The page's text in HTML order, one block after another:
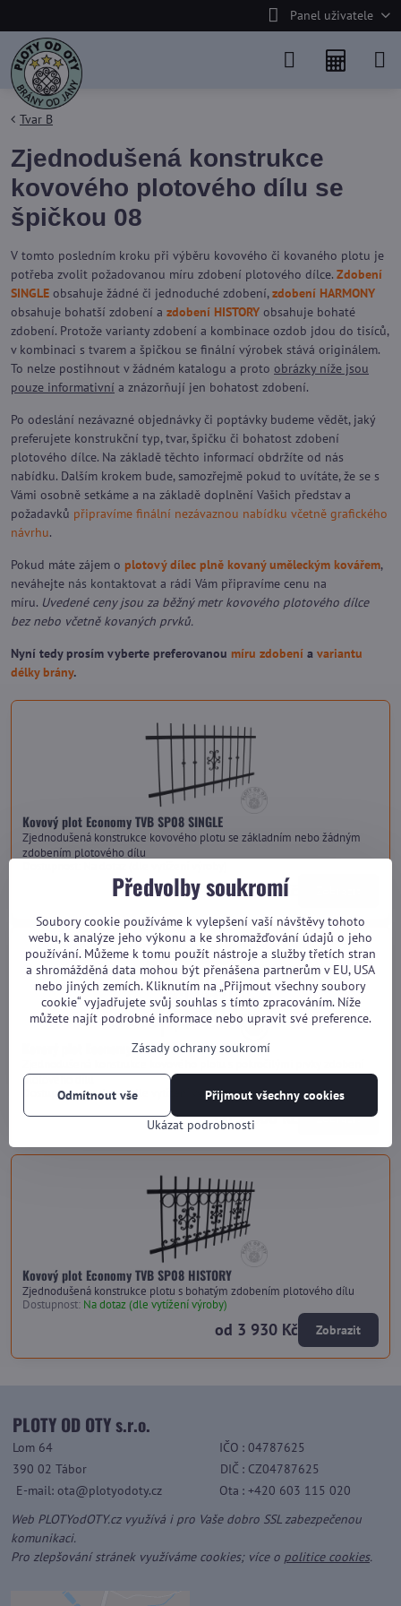
Panel uživatele
Tvar B
Zjednodušená konstrukce
kovového plotového dílu se
špičkou 08
V tomto posledním kroku při výběru kovového či kovaného plotu je
potřeba zvolit požadovanou míru zdobení plotového dílce. Zdobení
SINGLE obsahuje žádné či jednoduché zdobení,zdobení HARMONY
obsahuje bohatší zdobení a zdobení HISTORY obsahuje bohaté
zdobení. Protože varianty zdobení a kombinace ozdob jdou do tisíců,
v kombinaci s tvarem a špičkou se finální výrobek stává originálem.
To nelze postihnout v žádném katalogu a proto obrázky níže jsou
pouze informativní a znázorňují jen bohatost zdobení.
Po odeslání nezávazné objednávky či poptávky budeme vědět, jaký
preferujete konstrukční typ, tvar, špičku či bohatost zdobení
plotového dílce. Na základě těchto informací obdržíte od nás
nabídku. Dalším krokem bude, samozřejmě pokud to uvítáte, že se s
Vámi osobně setkáme a na základě doplnění Vašich představ a
požadavků připravíme finální nezávaznou nabídku včetně grafického
návrhu.
Pokud máte zájem o plotový dílec plně kovaný uměleckým kovářem,
neváhejte nás kontaktovat a rádi Vám připravíme cenu na
míru. Uvedené ceny jsou za běžný metr kovového plotového dílce
bez nebo včetně kovaných prvků.
Nyní tedy prosím vyberte preferovanou míru zdobení a variantu
délky brány.
Kovový plot Economy TVB SP08 SINGLE
Zjednodušená konstrukce kovového plotu se základním nebo žádným
zdobením plotového dílu
od 2 490 Kč
Kovový plot Economy TVB SP08 HARMONY
plotového dílu
Dostupnost:Na dotaz (dle vytížení výroby)
od 2 800 Kč Zobrazit
Kovový plot Economy TVB SP08 HISTORY
Zjednodušená konstrukce plotu s bohatým zdobením plotového dílu
Dostupnost: Na dotaz (dle vytížení výroby)
od 3 930 Kč Zobrazit
PLOTY OD OTY s.r.o.
Lom 64 IČO : 04787625
390 02 Tábor
DIČ : CZ04787625
E-mail: ota@plotyodoty.cz
Ota : +420 603 115 020
Web PLOTYodOTY.cz využívá i pro Vaše dobro SSL zabezpečenou
komunikaci.
Pro zlepšování stránek využíváme cookies; více o politice cookies.
Předvolby soukromí
Soubory cookie používáme k vylepšení vaší návštěvy tohoto
webu, k analýze jeho výkonu a ke shromažďování údajů o jeho
používání. Můžeme k tomu použít nástroje a služby třetích stran
a shromážděná data mohou být přenášena partnerům v EU, USA
nebo jiných zemích. Kliknutím na „Přijmout všechny soubory
cookie“ vyjadřujete svůj souhlas s tímto zpracováním. Níže
můžete najít podrobné informace nebo upravit své preference.
Zásady ochrany soukromí
Ukázat podrobnosti
Přijmout všechny cookies
Odmítnout vše